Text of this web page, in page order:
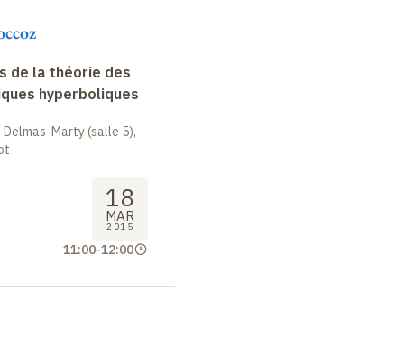
de la théorie des
hyperboliques
Marty (salle 5),
18
MAR
2015
11:00-12:00